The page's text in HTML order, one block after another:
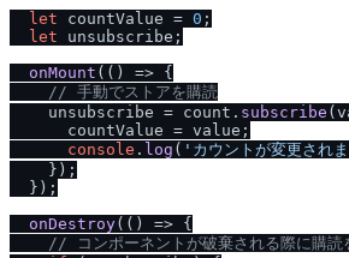
let countValue = 0 ;
let unsubscribe;
onMount ( () => {
// 手動でストアを購読
    unsubscribe = count.
subscribe (
      countValue = value;
console . log ( 'カウントが変更され
    });
  });
onDestroy( () => {
// コンポーネントが破棄される際に購読